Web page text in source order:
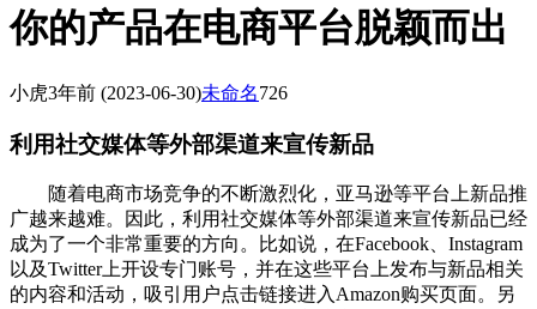
你的产品在电商平台脱颖而出
小虎3年前 (2023-06-30)未命名726
利用社交媒体等外部渠道来宣传新品
随着电商市场竞争的不断激烈化，亚马逊等平台上新品推
广越来越难。因此，利用社交媒体等外部渠道来宣传新品已经
成为了一个非常重要的方向。比如说，在Facebook、Instagram
以及Twitter上开设专门账号，并在这些平台上发布与新品相关
的内容和活动，吸引用户点击链接进入Amazon购买页面。另